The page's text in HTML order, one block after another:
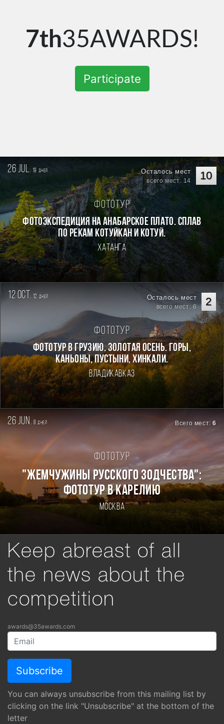
7th35AWARDS!
Participate
26 jul. 19 дней 10
Осталось мест
всего мест: 14
Фототур
Фотоэкспедиция на Анабарское плато. Сплав
по рекам Котуйкан и Котуй.
Хатанга
12 oct. 12 дней 2
Осталось мест
всего мест: 6
Фототур
Фототур в Грузию. Золотая осень. Горы,
каньоны, пустыни, хинкали.
Владикавказ
26 jun. 8дней Всего мест:6
Фототур
"ЖЕМЧУЖИНЫ РУССКОГО ЗОДЧЕСТВА":
ФОТОТУР В КАРЕЛИЮ
Москва
Keep abreast of all
the news about the
competition
awards@35awards.com
You can always unsubscribe from this mailing list by
clicking on the link "Unsubscribe" at the bottom of the
letter